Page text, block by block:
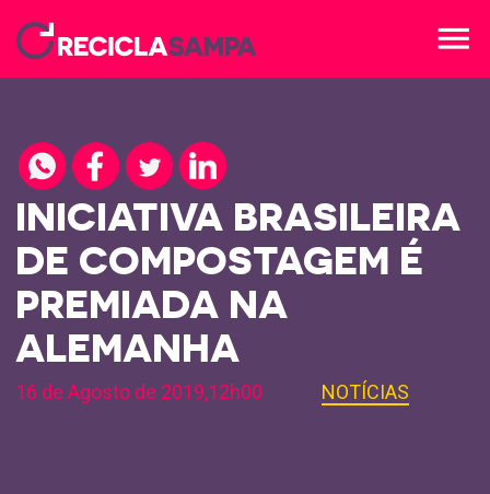
menu
INICIATIVA BRASILEIRA
DE COMPOSTAGEM É
PREMIADA NA
ALEMANHA
16 de Agosto de 2019,12h00 NOTÍCIAS